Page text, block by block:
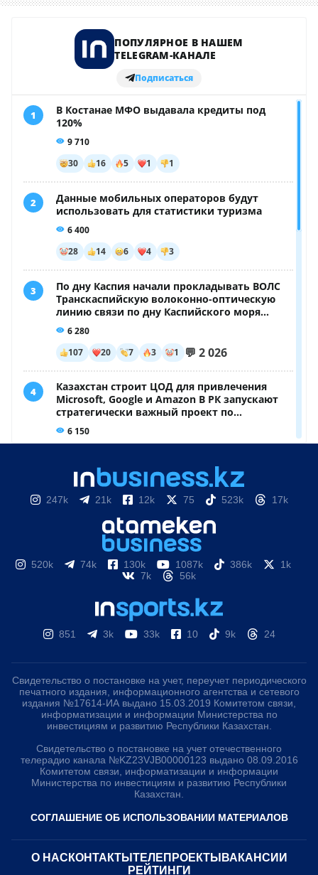
247k 21k 12k 75 523k 17k
520k 74k 130k 1087k 386k
1k
7k
56k
851 3k 33k 10 9k 24
Свидетельство о постановке на учет, переучет периодического
печатного издания, информационного агентства и сетевого
издания №17614-ИА выдано 15.03.2019 Комитетом связи,
информатизации и информации Министерства по
инвестициям и развитию Республики Казахстан.
Свидетельство о постановке на учет отечественного
телерадио канала №KZ23VJB00000123 выдано 08.09.2016
Комитетом связи, информатизации и информации
Министерства по инвестициям и развитию Республики
Казахстан.
СОГЛАШЕНИЕ ОБ ИСПОЛЬЗОВАНИИ МАТЕРИАЛОВ
О НАС КОНТАКТЫ ТЕЛЕПРОЕКТЫ ВАКАНСИИ
РЕЙТИНГИ